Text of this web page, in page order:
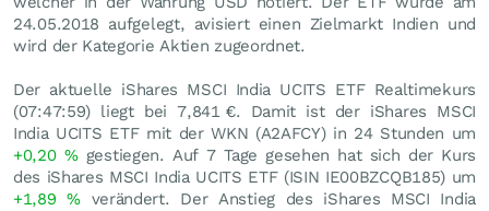
24.05.2018 aufgelegt, avisiert einen Zielmarkt Indien und
wird der Kategorie Aktien zugeordnet.
Der aktuelle iShares MSCI India UCITS ETF Realtimekurs
(07:47:59) liegt bei 7,841 €. Damit ist der iShares MSCI
India UCITS ETF mit der WKN (A2AFCY) in 24 Stunden um
+0,20 %gestiegen. Auf 7 Tage gesehen hat sich der Kurs
des iShares MSCI India UCITS ETF (ISIN IE00BZCQB185) um
+1,89%verändert. Der Anstieg des iShares MSCI India